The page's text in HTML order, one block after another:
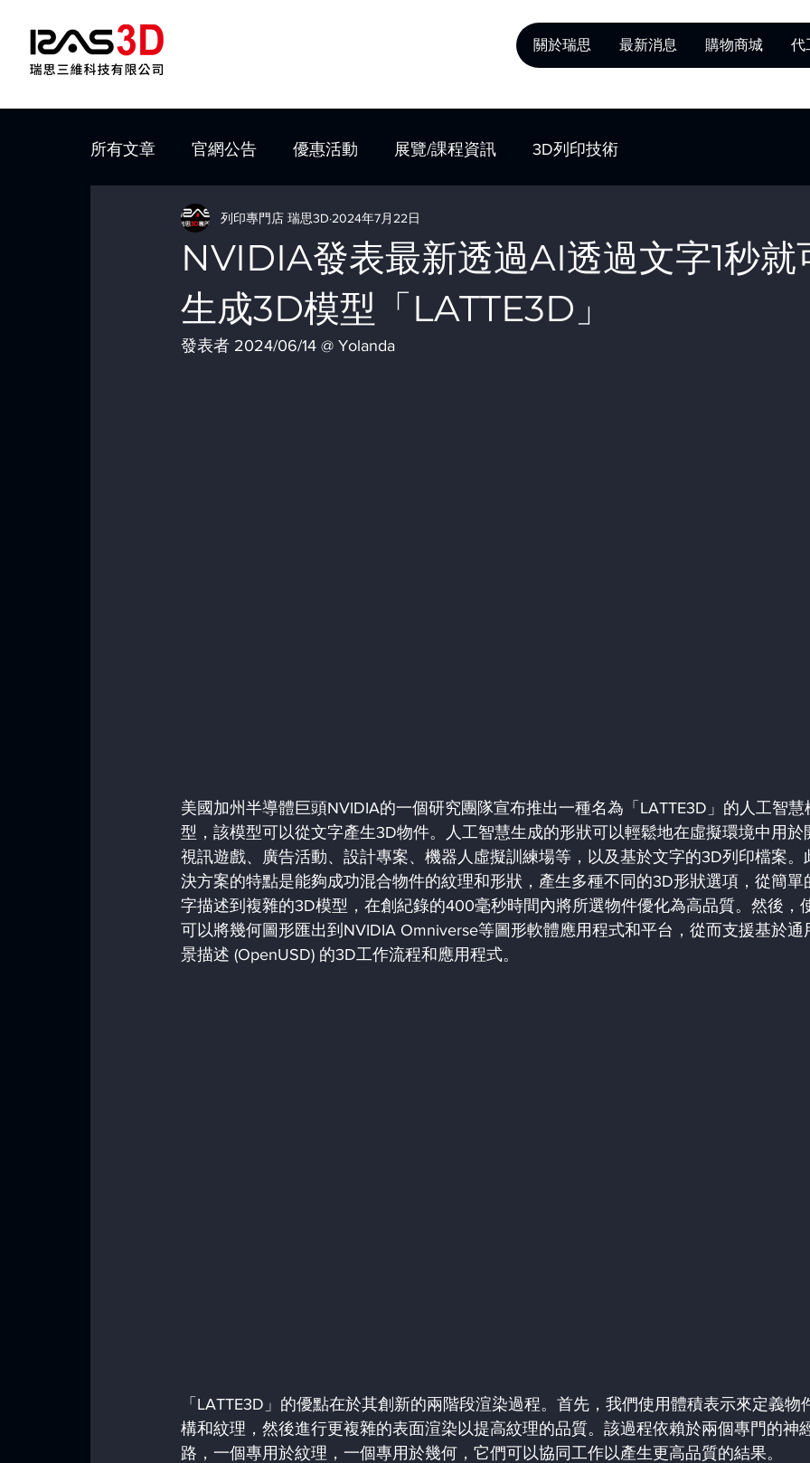
關於瑞思 最新消息 購物商城 代
所有文章 官網公告 優惠活動 展覽/課程資訊 3D列印技術
NVIDIA發表最新透過AI透過文字1秒就
生成3D模型「LATTE3D」
列印專門店 瑞思3D 2024年7月22日
發表者 2024/06/14 @ Yolanda
美國加州半導體巨頭NVIDIA的一個研究團隊宣布推出一種名為「LATTE3D」的人工智慧
型，該模型可以從文字產生3D物件。人工智慧生成的形狀可以輕鬆地在虛擬環境中用於
視訊遊戲、廣告活動、設計專案、機器人虛擬訓練場等，以及基於文字的3D列印檔案。
決方案的特點是能夠成功混合物件的紋理和形狀，產生多種不同的3D形狀選項，從簡單
字描述到複雜的3D模型，在創紀錄的400毫秒時間內將所選物件優化為高品質。然後，
可以將幾何圖形匯出到NVIDIA Omniverse等圖形軟體應用程式和平台，從而支援基於通
景描述 (OpenUSD) 的3D工作流程和應用程式。
「LATTE3D」的優點在於其創新的兩階段渲染過程。首先，我們使用體積表示來定義物
構和紋理，然後進行更複雜的表面渲染以提高紋理的品質。該過程依賴於兩個專門的神
路，一個專用於紋理，一個專用於幾何，它們可以協同工作以產生更高品質的結果。